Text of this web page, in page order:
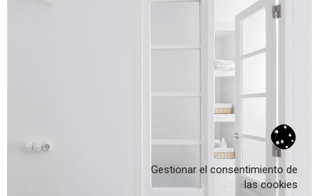
Gestionar el consentimiento de
las cookies
relats
notícies
Proyectos